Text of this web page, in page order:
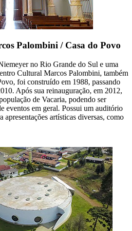
Palombini / Casa do Povo
no Rio Grande do Sul e uma
Cultural Marcos Palombini, também
foi construído em 1988, passando
Após sua reinauguração, em 2012,
de Vacaria, podendo ser
eventos em geral. Possui um auditório
apresentações artísticas diversas, como